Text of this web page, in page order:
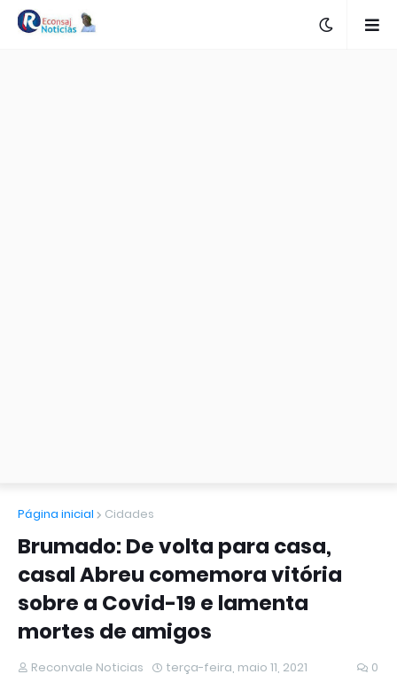
Página inicial Cidades
Brumado: De volta para casa,
casal Abreu comemora vitória
sobre a Covid-19 e lamenta
mortes de amigos
Reconvale Noticias terça-feira, maio 11, 2021 0